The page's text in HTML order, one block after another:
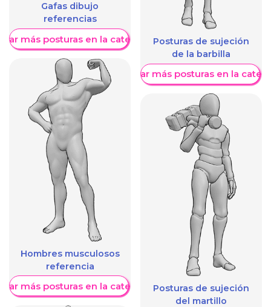
Gafas dibujo
referencias
más posturas en la categoría
Hombres musculosos
referencia
más posturas en la categoría
Posturas de sujeción
de la barbilla
Mostrar más posturas en la
Posturas de sujeción
del martillo